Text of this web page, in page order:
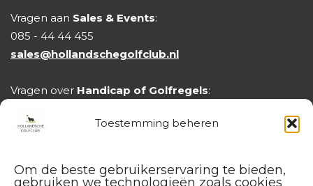
Toestemming beheren
Om de beste gebruikerservaring te bieden,
gebruiken we technologieën zoals cookies
Vragen aan Sales & Events:
085 - 44 44 455
sales@hollandschegolfclub.nl
Vragen over Handicap of Golfregels: